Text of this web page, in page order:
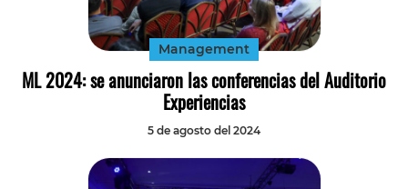
Management
ML 2024: se anunciaron las conferencias del Auditorio
Experiencias
5 de agosto del 2024